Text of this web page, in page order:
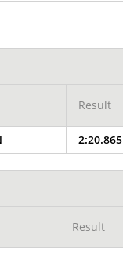
Result
2:20.865
Result